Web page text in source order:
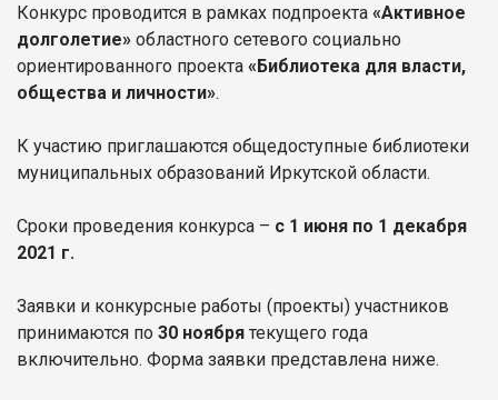
Конкурс проводится в рамках подпроекта «Активное
долголетие» областного сетевого социально
ориентированного проекта «Библиотека для власти,
общества и личности».
К участию приглашаются общедоступные библиотеки
муниципальных образований Иркутской области.
Сроки проведения конкурса – с 1 июня по 1 декабря
2021 г.
Заявки и конкурсные работы (проекты) участников
принимаются по 30 ноября текущего года
включительно. Форма заявки представлена ниже.